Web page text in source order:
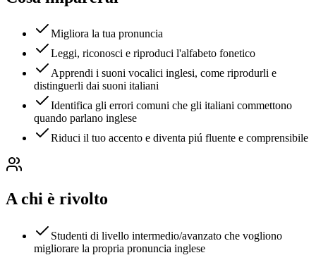
Migliora la tua pronuncia
Leggi, riconosci e riproduci l'alfabeto fonetico
Apprendi i suoni vocalici inglesi, come riprodurli e
distinguerli dai suoni italiani
Identifica gli errori comuni che gli italiani commettono
quando parlano inglese
Riduci il tuo accento e diventa piú fluente e comprensibile
A chi è rivolto
Studenti di livello intermedio/avanzato che vogliono
migliorare la propria pronuncia inglese